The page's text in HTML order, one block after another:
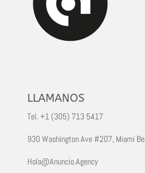
LLAMANOS
Tel. +1 (305) 713 5417
930 Washington Ave #207, Miami
Hola@Anuncio.Agency